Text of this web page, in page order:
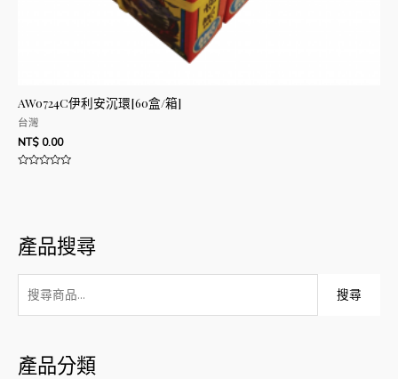
產品搜尋
搜
搜尋
產品分類
AW0724C伊利安沉環[60盒/箱]
台灣
NT$ 0.00